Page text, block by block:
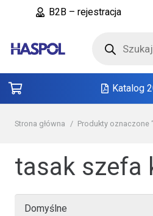
B2B – rejestracja
produktów
Katalog
Strona główna / Produkty oznaczone
tasak szefa